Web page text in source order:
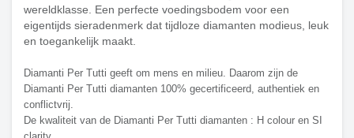
wereldklasse. Een perfecte voedingsbodem voor een
eigentijds sieradenmerk dat tijdloze diamanten modieus, leuk
en toegankelijk maakt.
Diamanti Per Tutti geeft om mens en milieu. Daarom zijn de
Diamanti Per Tutti diamanten 100% gecertificeerd, authentiek en
conflictvrij.
De kwaliteit van de Diamanti Per Tutti diamanten : H colour en SI